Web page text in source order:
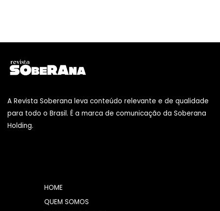
A Revista Soberana leva conteúdo relevante e de qualidade
para todo o Brasil. É a marca de comunicação da Soberana
Holding.
HOME
QUEM SOMOS